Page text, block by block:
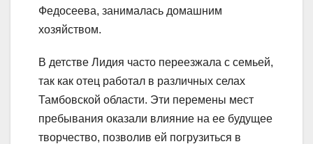
Федосеева, занималась домашним
хозяйством.
В детстве Лидия часто переезжала с семьей,
так как отец работал в различных селах
Тамбовской области. Эти перемены мест
пребывания оказали влияние на ее будущее
творчество, позволив ей погрузиться в